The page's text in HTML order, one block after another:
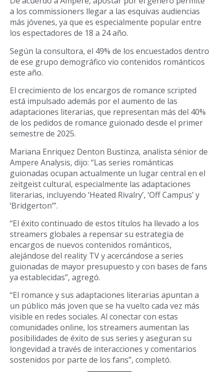
a los commissioners llegar a las esquivas audiencias
más jóvenes, ya que es especialmente popular entre
los espectadores de 18 a 24 año.
Según la consultora, el 49% de los encuestados dentro
de ese grupo demográfico vio contenidos románticos
este año.
El crecimiento de los encargos de romance scripted
está impulsado además por el aumento de las
adaptaciones literarias, que representan más del 40%
de los pedidos de romance guionado desde el primer
semestre de 2025.
Mariana Enriquez Denton Bustinza, analista sénior de
Ampere Analysis, dijo: “Las series románticas
guionadas ocupan actualmente un lugar central en el
zeitgeist cultural, especialmente las adaptaciones
literarias, incluyendo ‘Heated Rivalry’, ‘Off Campus’ y
‘Bridgerton’”.
“El éxito continuado de estos títulos ha llevado a los
streamers globales a repensar su estrategia de
encargos de nuevos contenidos románticos,
alejándose del reality TV y acercándose a series
guionadas de mayor presupuesto y con bases de fans
ya establecidas”, agregó.
“El romance y sus adaptaciones literarias apuntan a
un público más joven que se ha vuelto cada vez más
visible en redes sociales. Al conectar con estas
comunidades online, los streamers aumentan las
posibilidades de éxito de sus series y aseguran su
longevidad a través de interacciones y comentarios
sostenidos por parte de los fans”, completó.